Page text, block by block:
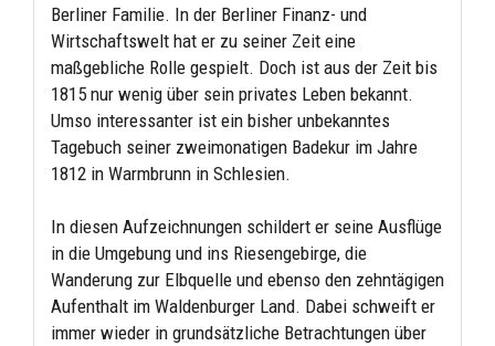
Berliner Familie. In der Berliner Finanz- und
Wirtschaftswelt hat er zu seiner Zeit eine
maßgebliche Rolle gespielt. Doch ist aus der Zeit bis
1815 nur wenig über sein privates Leben bekannt.
Umso interessanter ist ein bisher unbekanntes
Tagebuch seiner zweimonatigen Badekur im Jahre
1812 in Warmbrunn in Schlesien.
In diesen Aufzeichnungen schildert er seine Ausflüge
in die Umgebung und ins Riesengebirge, die
Wanderung zur Elbquelle und ebenso den zehntägigen
Aufenthalt im Waldenburger Land. Dabei schweift er
immer wieder in grundsätzliche Betrachtungen über